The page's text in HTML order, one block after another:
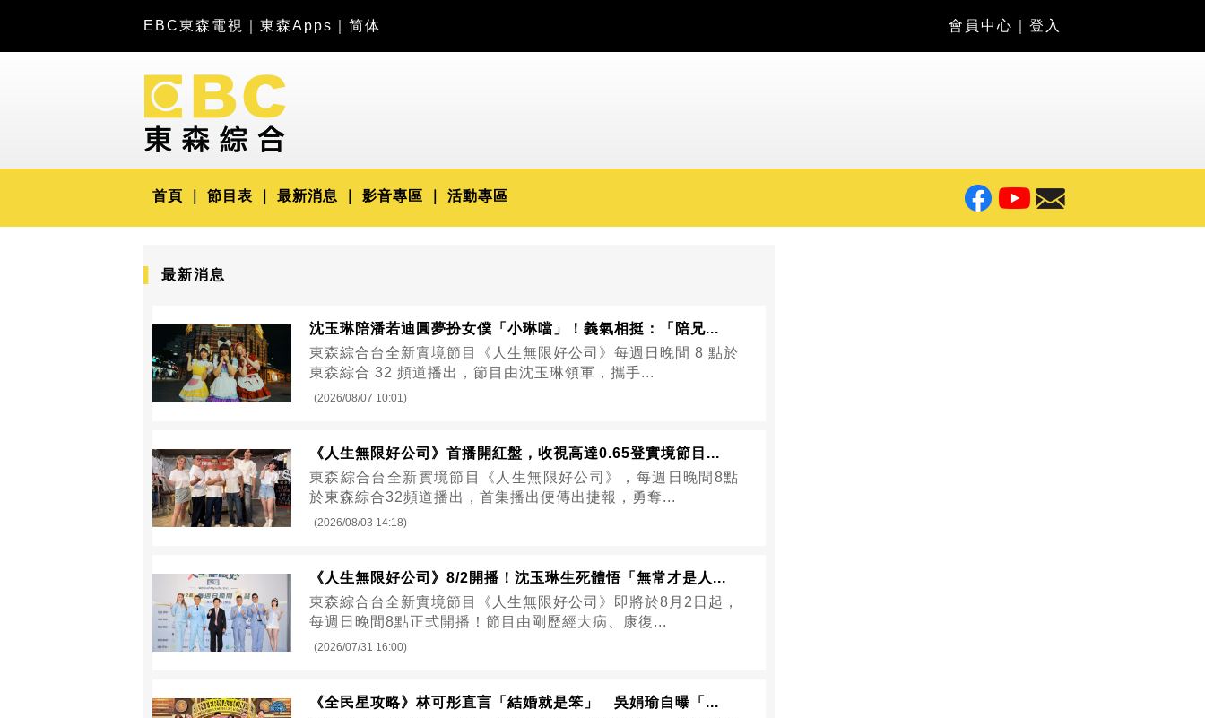
EBC東森電視 東森Apps 简体 會員中心 登入
首頁 節目表 最新消息 影音專區 活動專區
最新消息
沈玉琳陪潘若迪圓夢扮女僕「小琳噹」！義氣相挺：「陪兄...
東森綜合台全新實境節目《人生無限好公司》每週日晚間 8 點於
東森綜合 32 頻道播出，節目由沈玉琳領軍，攜手...
(2026/08/07 10:01)
《人生無限好公司》首播開紅盤，收視高達0.65登實境節目...
東森綜合台全新實境節目《人生無限好公司》，每週日晚間8點
於東森綜合32頻道播出，首集播出便傳出捷報，勇奪...
(2026/08/03 14:18)
《人生無限好公司》8/2開播！沈玉琳生死體悟「無常才是人...
東森綜合台全新實境節目《人生無限好公司》即將於8月2日起，
每週日晚間8點正式開播！節目由剛歷經大病、康復...
(2026/07/31 16:00)
《全民星攻略》林可彤直言「結婚就是笨」 吳娟瑜自曝「...